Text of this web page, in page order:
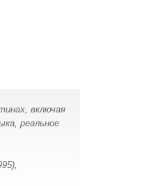
включая
реальное